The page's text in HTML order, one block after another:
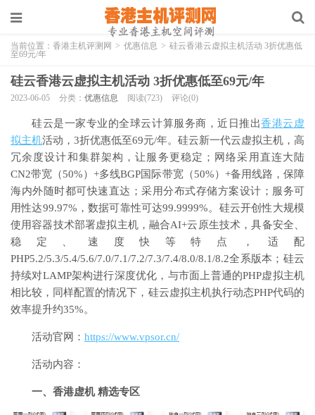
当前位置： 香港主机评测网 > 优惠信息 > 硅云香港云虚拟主机活动 3折优惠低
至69元/年
硅云香港云虚拟主机活动 3折优惠低至69元/年
2023-06-05 分类： 优惠信息 阅读(723) 评论(0)
硅云是一家专业的全球云计算服务商，近日推出香港云虚
拟主机活动，3折优惠低至69元/年。硅云新一代云虚拟主机，高
冗余度设计和集群架构，让服务更稳定；网络采用直连大陆
CN2带宽（50%）+多线BGP国际带宽（50%）+备用线路，保障
海内外随时都可快速直达；采用分布式存储方案设计；服务可
用性达99.97%，数据可靠性可达99.9999%。硅云开创性大规模
使用容器技术部署虚拟主机，融合AI+云原生技术，具备安全、
稳定、速度快等特点，适配
PHP5.2/5.3/5.4/5.6/7.0/7.1/7.2/7.3/7.4/8.0/8.1/8.2全系版本；硅云
持续对LAMP架构进行深度优化，与市面上普通的PHP虚拟主机
相比较，同样配置的情况下，硅云虚拟主机执行动态PHP代码的
效率提升约35%。
活动官网： https://www.vpsor.cn/
活动内容：
一、香港虚机 精选专区